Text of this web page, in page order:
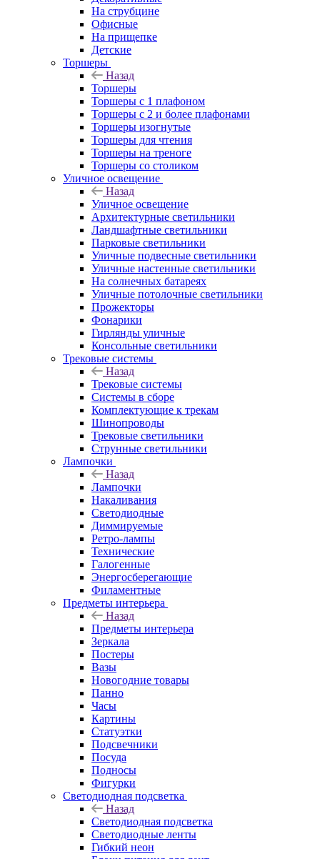
На струбцине
Офисные
На прищепке
Детские
Торшеры
Назад
Торшеры
Торшеры с 1 плафоном
Торшеры с 2 и более плафонами
Торшеры изогнутые
Торшеры для чтения
Торшеры на треноге
Торшеры со столиком
Уличное освещение
Назад
Уличное освещение
Архитектурные светильники
Ландшафтные светильники
Парковые светильники
Уличные подвесные светильники
Уличные настенные светильники
На солнечных батареях
Уличные потолочные светильники
Прожекторы
Фонарики
Гирлянды уличные
Консольные светильники
Трековые системы
Назад
Трековые системы
Системы в сборе
Комплектующие к трекам
Шинопроводы
Трековые светильники
Струнные светильники
Лампочки
Назад
Лампочки
Накаливания
Светодиодные
Диммируемые
Ретро-лампы
Технические
Галогенные
Энергосберегающие
Филаментные
Предметы интерьера
Назад
Предметы интерьера
Зеркала
Постеры
Вазы
Новогодние товары
Панно
Часы
Картины
Статуэтки
Подсвечники
Посуда
Подносы
Фигурки
Светодиодная подсветка
Назад
Светодиодная подсветка
Светодиодные ленты
Гибкий неон